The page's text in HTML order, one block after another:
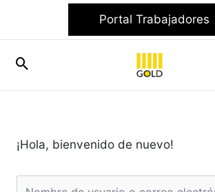
contenido
Portal Trabajadores
¡Hola, bienvenido de nuevo!